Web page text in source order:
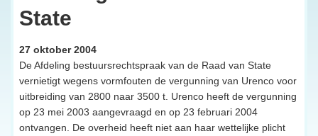
State
27 oktober 2004
De Afdeling bestuursrechtspraak van de Raad van State
vernietigt wegens vormfouten de vergunning van Urenco voor
uitbreiding van 2800 naar 3500 t. Urenco heeft de vergunning
op 23 mei 2003 aangevraagd en op 23 februari 2004
ontvangen. De overheid heeft niet aan haar wettelijke plicht